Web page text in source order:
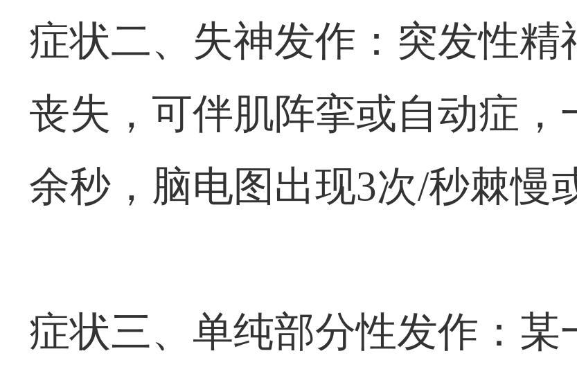
症状二、失神发作：突发性精
丧失，可伴肌阵挛或自动症，
余秒，脑电图出现3次/秒棘慢
症状三、单纯部分性发作：某